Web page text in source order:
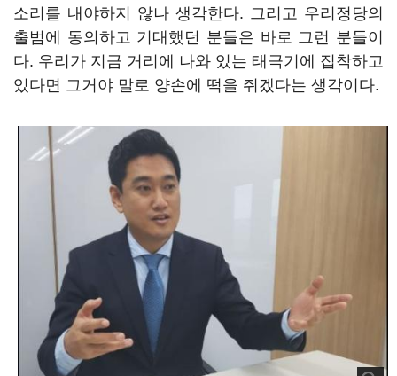
소리를 내야하지 않나 생각한다. 그리고 우리정당의
출범에 동의하고 기대했던 분들은 바로 그런 분들이
다. 우리가 지금 거리에 나와 있는 태극기에 집착하고
있다면 그거야 말로 양손에 떡을 쥐겠다는 생각이다.